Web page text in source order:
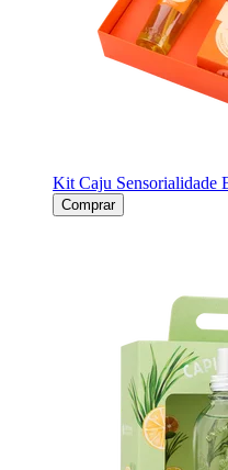
Kit Caju Sensorialidade
Comprar